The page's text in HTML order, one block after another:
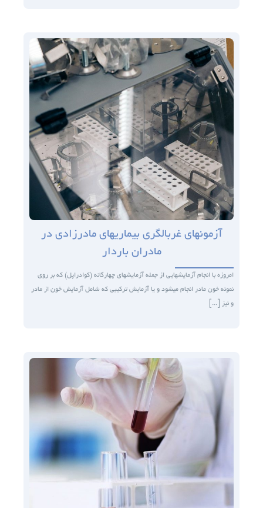
آزمون­های غربالگری بیماریهای مادرزادی در
مادران باردار
امروزه با انجام آزمایش­هایی از جمله آزمایش­های چهارگانه (کوادراپل) که بر روی
نمونه خون مادر انجام می­شود و یا آزمایش ترکیبی که شامل آزمایش خون از مادر
و نیز [...]